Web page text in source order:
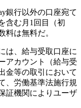
銀行以外の口座宛て
含む月1回目（初
料は無料だ。
は、給与受取口座に
アカウント（給与受
金等の取引において
、労働基準法施行規
証機関によりユーザ